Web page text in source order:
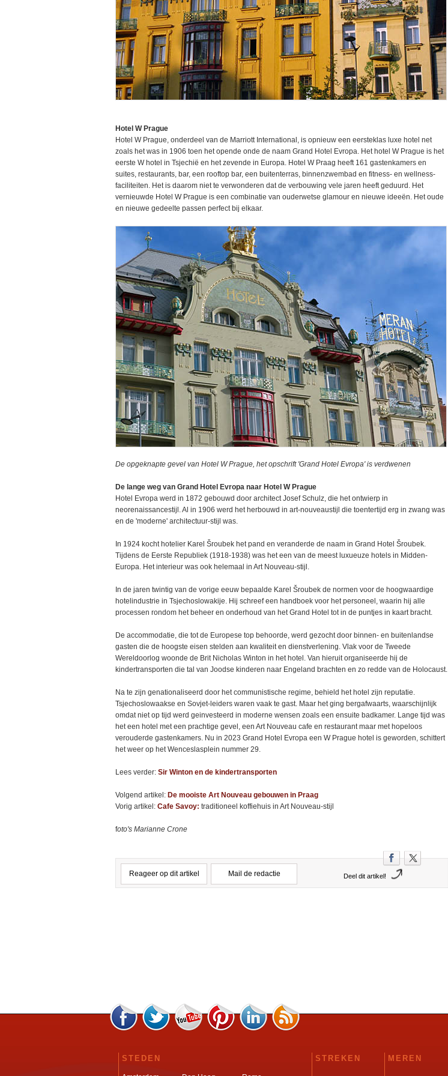
Hotel W Prague
Hotel W Prague, onderdeel van de Marriott International, is opnieuw een eersteklas luxe hotel net
zoals het was in 1906 toen het opende onde de naam Grand Hotel Evropa. Het hotel W Prague is het
eerste W hotel in Tsjechië en het zevende in Europa. Hotel W Praag heeft 161 gastenkamers en
suites, restaurants, bar, een rooftop bar, een buitenterras, binnenzwembad en fitness- en wellness-
faciliteiten. Het is daarom niet te verwonderen dat de verbouwing vele jaren heeft geduurd. Het
vernieuwde Hotel W Prague is een combinatie van ouderwetse glamour en nieuwe ideeën. Het oude
en nieuwe gedeelte passen perfect bij elkaar.
De opgeknapte gevel van Hotel W Prague, het opschrift 'Grand Hotel Evropa' is verdwenen
De lange weg van Grand Hotel Evropa naar Hotel W Prague
Hotel Evropa werd in 1872 gebouwd door architect Josef Schulz, die het ontwierp in
neorenaissancestijl. Al in 1906 werd het herbouwd in art-nouveaustijl die toentertijd erg in zwang was
en de 'moderne' architectuur-stijl was.
In 1924 kocht hotelier Karel Šroubek het pand en veranderde de naam in Grand Hotel Šroubek.
Tijdens de Eerste Republiek (1918-1938) was het een van de meest luxueuze hotels in Midden-
Europa. Het interieur was ook helemaal in Art Nouveau-stijl.
In de jaren twintig van de vorige eeuw bepaalde Karel Šroubek de normen voor de hoogwaardige
hotelindustrie in Tsjechoslowakije. Hij schreef een handboek voor het personeel, waarin hij alle
processen rondom het beheer en onderhoud van het Grand Hotel tot in de puntjes in kaart bracht.
De accommodatie, die tot de Europese top behoorde, werd gezocht door binnen- en buitenlandse
gasten die de hoogste eisen stelden aan kwaliteit en dienstverlening. Vlak voor de Tweede
Wereldoorlog woonde de Brit Nicholas Winton in het hotel. Van hieruit organiseerde hij de
kindertransporten die tal van Joodse kinderen naar Engeland brachten en zo redde van de Holocaust.
Na te zijn genationaliseerd door het communistische regime, behield het hotel zijn reputatie.
Tsjechoslowaakse en Sovjet-leiders waren vaak te gast. Maar het ging bergafwaarts, waarschijnlijk
omdat niet op tijd werd geinvesteerd in moderne wensen zoals een ensuite badkamer. Lange tijd was
het een hotel met een prachtige gevel, een Art Nouveau cafe en restaurant maar met hopeloos
verouderde gastenkamers. Nu in 2023 Grand Hotel Evropa een W Prague hotel is geworden, schittert
het weer op het Wenceslasplein nummer 29.
Lees verder: Sir Winton en de kindertransporten
Volgend artikel: De mooiste Art Nouveau gebouwen in Praag
Vorig artikel: Cafe Savoy: traditioneel koffiehuis in Art Nouveau-stijl
foto's Marianne Crone
Reageer op dit artikel Mail de redactie Deel dit artikel!
STEDEN STREKEN
MEREN